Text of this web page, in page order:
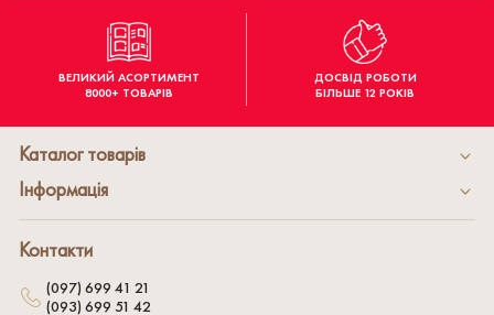
ВЕЛИКИЙ АСОРТИМЕНТ
8000+ ТОВАРІВ
ДОСВІД РОБОТИ
БІЛЬШЕ 12 РОКІВ
Каталог товарів
Інформація
Контакти
(097) 699 41 21
(093) 699 51 42